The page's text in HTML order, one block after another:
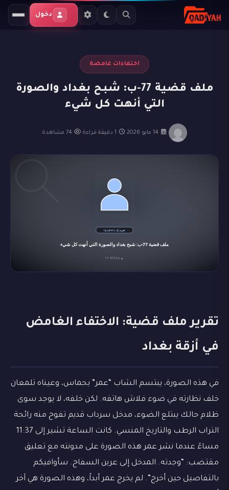
دخول الرئيسية المدونة
اختفاءات غامضة
ملف قضية 77-ب: شبح بغداد والصورة التي أنهت كل شيء
اختفاءات غامضة
ملف قضية 77-ب: شبح بغداد والصورة
التي أنهت كل شيء
تقرير ملف قضية: الاختفاء الغامض
في أزقة بغداد
في هذه الصورة، يبتسم الشاب “عمر” بحماس، وعيناه تلمعان
خلف نظارته في ضوء فلاش هاتفه. لكن خلفه، لا يوجد سوى
ظلام حالك يبتلع الضوء، مدخل سرداب قديم تفوح منه رائحة
التراب الرطب والتاريخ المنسي. كانت الساعة تشير إلى 11:37
مساءً عندما نشر عمر هذه الصورة على مدونته مع تعليق
مقتضب: “وجدته. المدخل إلى عرين السفاح. سأوافيكم
بالتفاصيل حين أخرج”. لم يخرج عمر أبداً، وهذه الصورة هي آخر